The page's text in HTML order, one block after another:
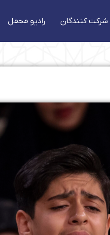
شرکت کنندگان رادیو محفل